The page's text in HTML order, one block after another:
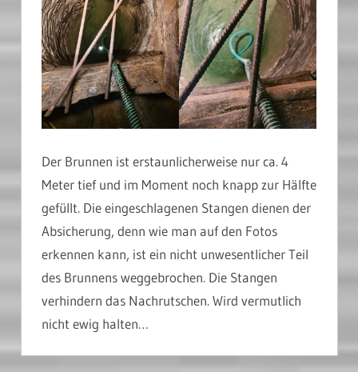
Der Brunnen ist erstaunlicherweise nur ca. 4
Meter tief und im Moment noch knapp zur Hälfte
gefüllt. Die eingeschlagenen Stangen dienen der
Absicherung, denn wie man auf den Fotos
erkennen kann, ist ein nicht unwesentlicher Teil
des Brunnens weggebrochen. Die Stangen
verhindern das Nachrutschen. Wird vermutlich
nicht ewig halten…